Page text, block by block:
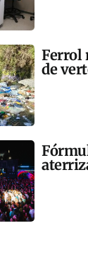
Ferrol
de